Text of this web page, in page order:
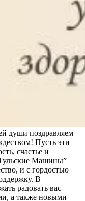
души поздравляем
Пусть эти
счастье и
Машины”
и с гордостью
В
радовать вас
а также новыми